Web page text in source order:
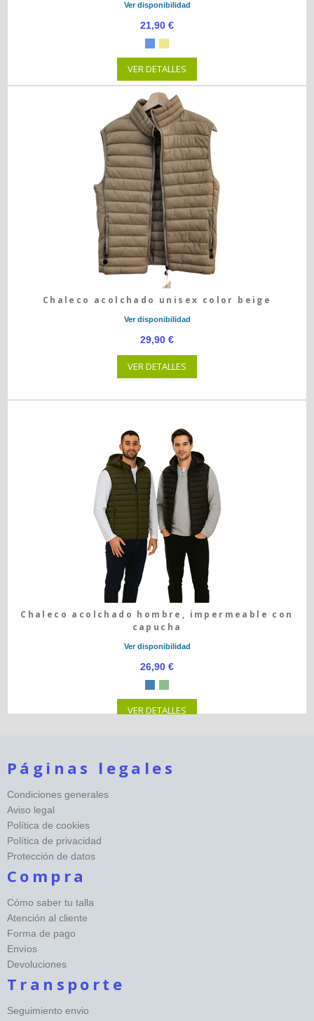
Ver disponibilidad
21,90 €
VER DETALLES
Chaleco acolchado unisex color beige
Ver disponibilidad
29,90 €
VER DETALLES
Chaleco acolchado hombre, impermeable con
capucha
Ver disponibilidad
26,90 €
VER DETALLES
Páginas legales
Condiciones generales
Aviso legal
Política de cookies
Política de privacidad
Protección de datos
Compra
Cómo saber tu talla
Atención al cliente
Forma de pago
Envíos
Devoluciones
Transporte
Seguimiento envio